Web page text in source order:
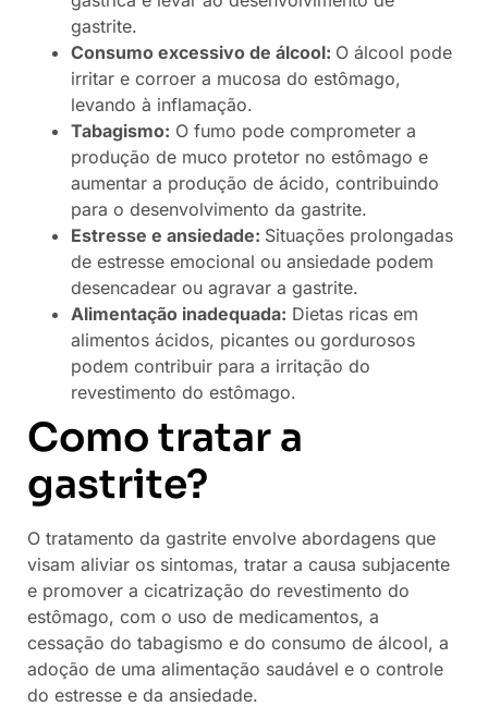
gastrite.
Consumo excessivo de álcool: O álcool pode
irritar e corroer a mucosa do estômago,
levando à inflamação.
Tabagismo: O fumo pode comprometer a
produção de muco protetor no estômago e
aumentar a produção de ácido, contribuindo
para o desenvolvimento da gastrite.
Estresse e ansiedade: Situações prolongadas
de estresse emocional ou ansiedade podem
desencadear ou agravar a gastrite.
Alimentação inadequada: Dietas ricas em
alimentos ácidos, picantes ou gordurosos
podem contribuir para a irritação do
revestimento do estômago.
Como tratar a
gastrite?
O tratamento da gastrite envolve abordagens que
visam aliviar os sintomas, tratar a causa subjacente
e promover a cicatrização do revestimento do
estômago, com o uso de medicamentos, a
cessação do tabagismo e do consumo de álcool, a
adoção de uma alimentação saudável e o controle
do estresse e da ansiedade.